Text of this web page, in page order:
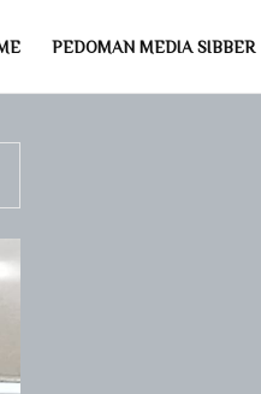
PEDOMAN MEDIA SIBBER